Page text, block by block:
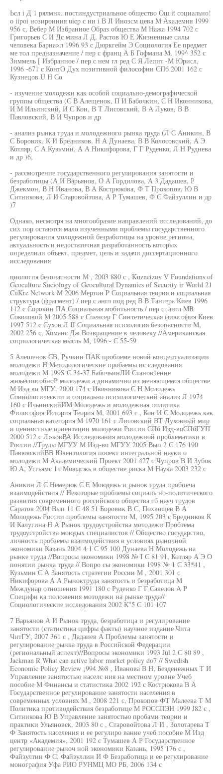
Ьсл i Д 1 рялмнч. постиндустриальное общество Ош it социально!
о iipoi нозироиния uiep с ни i В JI Инозсм цева М Академия 1999
956 с, Вебер М Избранное Образ общества М Нажа 1994 702 с
Григорьев С И Дс мина Л Д, Растов Ю Е Жизненные силы
человека Барна>л 1996 93 с Дюркгейм Э Социология Ее предмет
ме тол предназначение / пер с франц А Б Гофмана М, 199^ 352 с
Зиммель [ Избранное / пер с нем гл ред С Я Лепит -М Юрисл,
1996 -671 с КонтО Дух позитивной философии СПб 2001 162 с
Кузнецов U Н Со
- изучение молодежи как особой социально-демографической
группы общества (С В Алещенок, П И Бабочкин, С Н Иконникова,
И М Ильинский, И С Кон, В Т Лисовский, В А Луков, В В
Павловский, В И Чупров и др
- анализ рынка труда и молодежного рынка труда (Л С Аникин, В
С Боровик, К И Бредников, Н А Дунаева, В В Колосовский, А Э
Котляр, С А Кузьмин, А А Никифорова, Г Г Руденко, Л Н Руднева
и др )6,
- рассмотрение государственного регулирования занятости и
безработицы (А И Варьянов, О А Гордилова, А 3 Дадашев, Р
Джекмон, В Н Иванова, В А Кострюкова, Ф Т Прокопов, Ю В
Ситникова, Л И Старовойтова, А Р Тумашев, Ф С Файзуллин и др
)7
Однако, несмотря на многообразие направлений исследований, до
сих пор остаются мало изученными проблемы государственного
регулирования молодежной безработицы на уровне региона,
актуальность и недостаточная разработанность которых
определили объект, предмет, цель и задачи диссертационного
исследования
циология безопасности М , 2003 880 с , Kuznetzov V Foundations of
Geoculture Sociology of Geocultural Dynamics of Security ir World 21
CuKre Network M 2006 Мертон P Социальная теория и социальная
структура (фрагмент) / пер с англ под ред В В Тангера Киев 1996
112 с Сорокин ПА Социальная мобитьность / пер с. англ MB
Соколовой М 2005 588 с Спенсер Г Синтетическая фиюсофия Киев
1997 512 с Сухов Л II Социальная психология безопасности М,
2002 256 с, Хоманс Дж Возвращение к человеку //Американская
социологическая мысль М, 1996 - С 55-59
5 Алешенок СВ, Ручкин ПАК проблеме новой концептуализации
молодежи Н Методологические пробаемы ис следования
молодежи М 199S С 34-37 БабочьинЛИ Станов1енне
жюьеспособноР молодежи а динамично из меняющемся обществе
М Изд во МГУ, 2000 174 с Иконникова С H Молодежь
Соииологическии и социально психологический анализ Л 1974
160 с ИчьинскийИМ Молодежь и молодежная политика
Философия История Теория М, 2001 693 с , Кон И С Молодежь как
социальная категория М 1970 161 с Лисовский ВТ Духовный мир
и ценностные ориентации молодежи России СПб Изд-воСПбГУП
2000 512 с Л>ковВА Исследования молодежной проблематики в
России //Труды МГУУ М Изд-во МГУУ 2005 Вып 2 С 176 190
ПавювскийВВ Ювентология пооект интегральной науки о
молодежи М Академический Проект 2001 427 с Чупров В И Зубок
Ю А, Уггьямс 1ч Моюдсжь в обществе риска М Наука 2003 232 с
Аникин Л С Немерюк С Е Моюдежь и рынок труда пробпеча
взаимодействия // Некоторые проблемы социапь но-политического
развития современного российского общества сб науч трудов
Саратов 2004 Вып 11 С 48 51 Боровик В С, Похвощев В А
Молодежь России проблемы занятости М, 1995 203 с Бредников К
И Калугина Н А Рынок трудоустройства мотодежи Пробтема
трудоустройства моюдых специалистов // Общество государство,
личность пробземы взаимодействия в условиях рыночной
экономики Казань 2004 4 1 С 95 100 Дунаева Н Молодежь на
рынке труда //Вопросы экономики 1998 № I С 81 91, Котляр А Э О
понятии рынка труда // Вопро сы экономики 1998 № 1 С 33*41 ,
Кузьмин С А Занятость стратегии России М , 2001 301 с
Никифорова А А Рыноктруда занятость и безработица М
Междунар отношения 1991 180 с Руденко Г Г Савелов А Р
Специфи ка положения мотодежи на рынке труда//
Социологические исследования 2002 К"5 С 101 107
7 Варьянов А И Рынок труда, безработица и регулирование
занятости (статистика цифры факты) научное издание Чита
ЧитГУ, 2007 361 с , Дадаиев А Проблемы занятости и
регулирование рынка труда в Российской Федерации
(региональный аспект)//Вопросы экономики 1993 Jul 2 С 80 89 ,
Jackman R What can active labor market policy do7 // Swedish
Economic Policy Review ¡994 №8 , Иванова В H, Безденежных Т И
Управление занятостью населс ния на местном уровне Учеб
пособие М Финансы и статистика 2002 192 с Кострюкова В А
Государственное регулирование занятости населения в
современных условиях М , 2008 221 с, Прокопов ФТ Малеева Т М
Политика противодействия безработице М РОССПЭН 1999 J82 с ,
Ситникова Ю В Управление занятостью пробами теории и
практики Ульяновск, 2003 80 с , Старовойтова Л И , Золотарева Т
Ф Занятость населения и ее регулиро вание учеб пособие М Изд
центр «Академия», 2001 192 с Тумашев А Р Государственное
регулирование рыноч ной экономики Казань, 1995 176 с ,
Файзултин Ф С, Файзуллин И Ф Безработица и ее регулирование
монография Уфа РИО РУНМЦ МО РБ, 2006 134 с